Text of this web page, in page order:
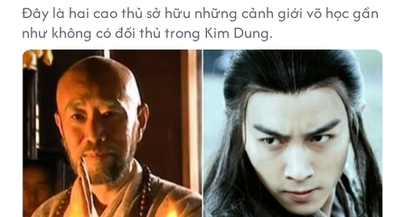
Đây là hai cao thủ sở hữu những cảnh giới võ học gần
như không có đối thủ trong Kim Dung.